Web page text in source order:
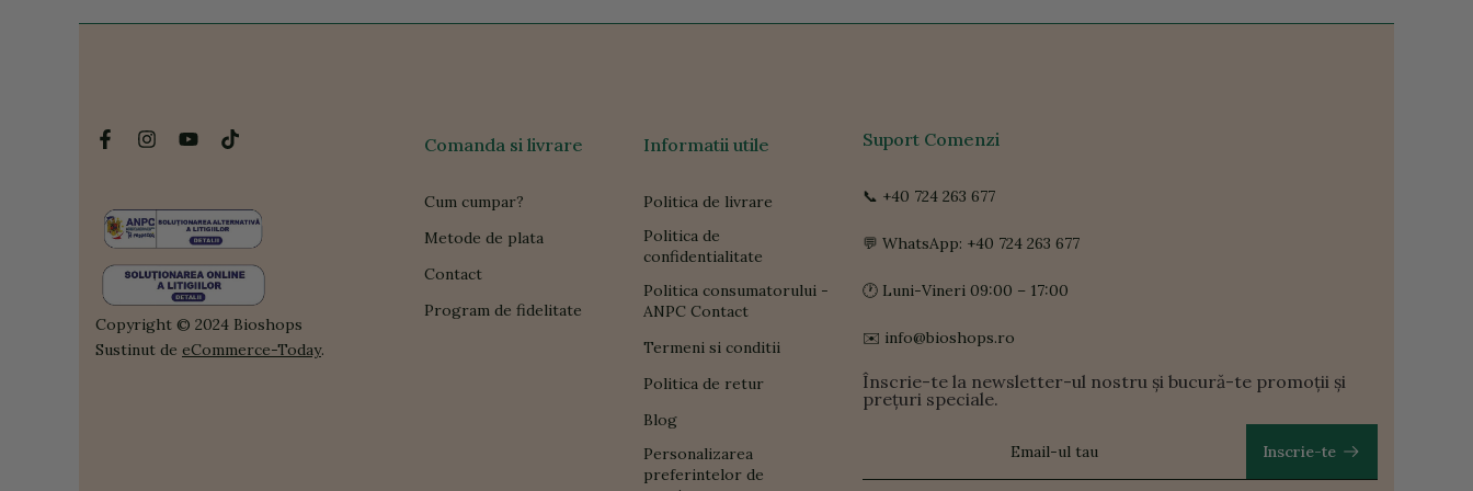
Copyright © 2024 Bioshops
Sustinut de eCommerce-Today.
Comanda si livrare
Cum cumpar?
Metode de plata
Contact
Program de fidelitate
Informatii utile
Politica de livrare
Politica de
confidentialitate
Politica consumatorului -
ANPC Contact
Termeni si conditii
Politica de retur
Blog
Personalizarea
preferintelor de
Suport Comenzi
📞 +40 724 263 677
💬 WhatsApp: +40 724 263 677
🕐 Luni-Vineri 09:00 – 17:00
✉️ info@bioshops.ro
Înscrie-te la newsletter-ul nostru și bucură-te promoții și
prețuri speciale.
Inscrie-te